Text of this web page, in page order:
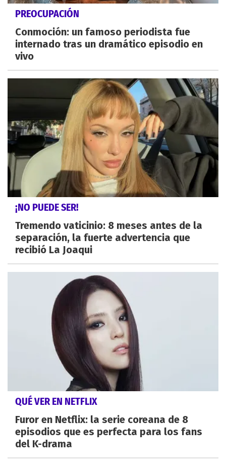
PREOCUPACIÓN
Conmoción: un famoso periodista fue
internado tras un dramático episodio en
vivo
¡NO PUEDE SER!
Tremendo vaticinio: 8 meses antes de la
separación, la fuerte advertencia que
recibió La Joaqui
QUÉ VER EN NETFLIX
Furor en Netflix: la serie coreana de 8
episodios que es perfecta para los fans
del K-drama